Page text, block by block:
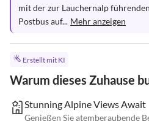
mit der zur Lauchernalp
Postbus auf... Mehr anzeigen
Erstellt mit KI
Warum dieses Zuhause
Stunning Alpine Views Await
Genießen Sie atemberaubende